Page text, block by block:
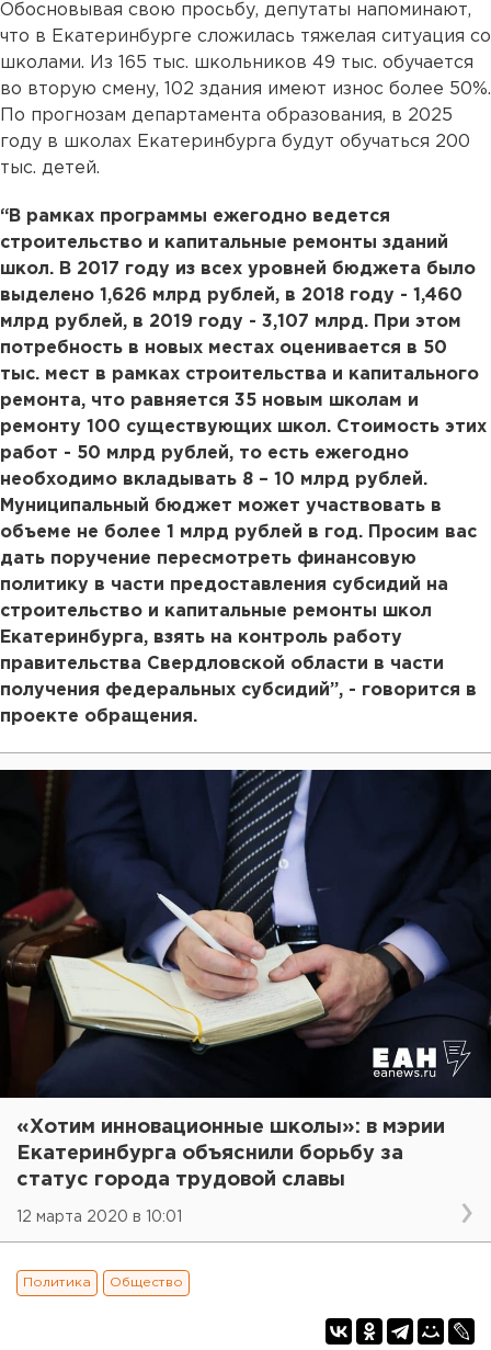
Обосновывая свою просьбу, депутаты напоминают,
что в Екатеринбурге сложилась тяжелая ситуация со
школами. Из 165 тыс. школьников 49 тыс. обучается
во вторую смену, 102 здания имеют износ более 50%.
По прогнозам департамента образования, в 2025
году в школах Екатеринбурга будут обучаться 200
тыс. детей.
“В рамках программы ежегодно ведется
строительство и капитальные ремонты зданий
школ. В 2017 году из всех уровней бюджета было
выделено 1,626 млрд рублей, в 2018 году - 1,460
млрд рублей, в 2019 году - 3,107 млрд. При этом
потребность в новых местах оценивается в 50
тыс. мест в рамках строительства и капитального
ремонта, что равняется 35 новым школам и
ремонту 100 существующих школ. Стоимость этих
работ - 50 млрд рублей, то есть ежегодно
необходимо вкладывать 8 – 10 млрд рублей.
Муниципальный бюджет может участвовать в
объеме не более 1 млрд рублей в год. Просим вас
дать поручение пересмотреть финансовую
политику в части предоставления субсидий на
строительство и капитальные ремонты школ
Екатеринбурга, взять на контроль работу
правительства Свердловской области в части
получения федеральных субсидий”, - говорится в
проекте обращения.
«Хотим инновационные школы»: в мэрии
Екатеринбурга объяснили борьбу за
статус города трудовой славы
12 марта 2020 в 10:01
Политика Общество